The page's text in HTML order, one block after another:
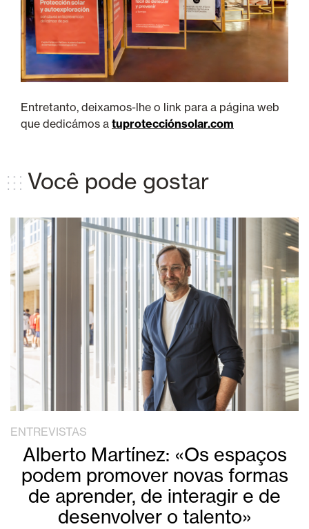
Entretanto, deixamos-lhe o link para a página web
que dedicámos a tuprotecciónsolar.com
Você pode gostar
ENTREVISTAS
Alberto Martínez: «Os espaços
podem promover novas formas
de aprender, de interagir e de
desenvolver o talento»